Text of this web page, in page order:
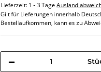
Lieferzeit: 1 - 3 Tage Ausland
Gilt für Lieferungen innerhalb
Bestellaufkommen, kann es zu